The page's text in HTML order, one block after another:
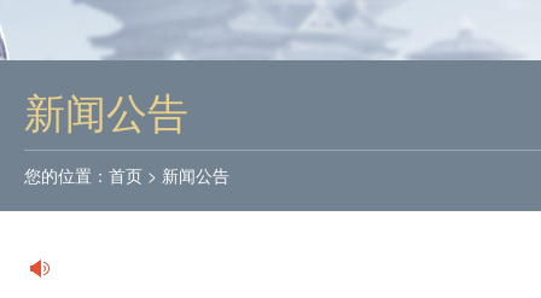
网易游戏
我的足迹：
新闻公告
您的位置： 首页 > 新闻公告